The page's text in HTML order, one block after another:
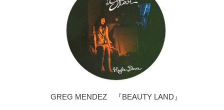
GREG MENDEZ 『BEAUTY LAND』